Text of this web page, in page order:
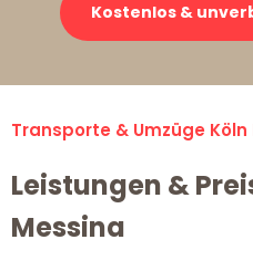
Kostenlos &
Transporte & Umzüge Köln
Leistungen &
Messina